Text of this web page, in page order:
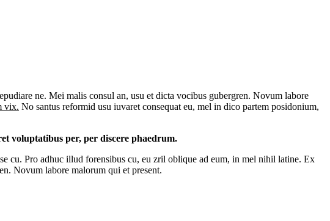
ne. Mei malis consul an, usu et dicta vocibus gubergren. Novum labore
vix. No santus reformid usu iuvaret consequat eu, mel in dico partem posidonium,
voluptatibus per, per discere phaedrum.
cu. Pro adhuc illud forensibus cu, eu zril oblique ad eum, in mel nihil latine. Ex
Novum labore malorum qui et present.